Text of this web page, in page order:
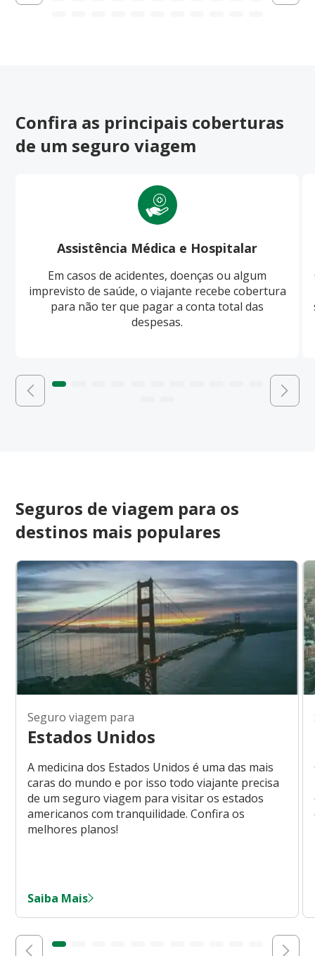
Confira as principais coberturas
de um seguro viagem
Assistência Médica e Hospitalar
Em casos de acidentes, doenças ou algum
imprevisto de saúde, o viajante recebe cobertura
para não ter que pagar a conta total das
despesas.
Seguros de viagem para os
destinos mais populares
Seguro viagem para
Estados Unidos
A medicina dos Estados Unidos é uma das mais
caras do mundo e por isso todo viajante precisa
de um seguro viagem para visitar os estados
americanos com tranquilidade. Confira os
melhores planos!
Saiba Mais